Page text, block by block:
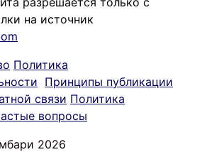
на источник
Политика
Принципы публикации
связи Политика
вопросы
2026